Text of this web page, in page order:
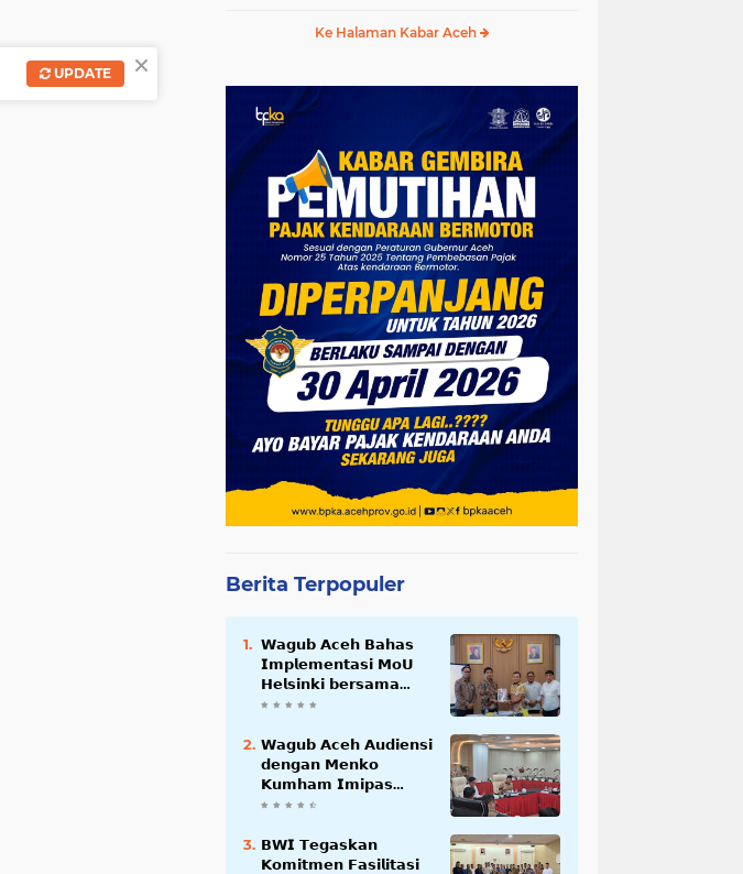
Ke Halaman Kabar Aceh
Berita Terpopuler
𝗪𝗮𝗴𝘂𝗯 𝗔𝗰𝗲𝗵 𝗕𝗮𝗵𝗮𝘀
𝗜𝗺𝗽𝗹𝗲𝗺𝗲𝗻𝘁𝗮𝘀𝗶 𝗠𝗼𝗨
𝗛𝗲𝗹𝘀𝗶𝗻𝗸𝗶 𝗯𝗲𝗿𝘀𝗮𝗺𝗮
𝗦𝗲𝗸𝗿𝗲𝘁𝗮𝗿𝗶𝗮𝘁 𝗡𝗲𝗴𝗮𝗿𝗮
𝗪𝗮𝗴𝘂𝗯 𝗔𝗰𝗲𝗵 𝗔𝘂𝗱𝗶𝗲𝗻𝘀𝗶
𝗱𝗲𝗻𝗴𝗮𝗻 𝗠𝗲𝗻𝗸𝗼
𝗞𝘂𝗺𝗵𝗮𝗺 𝗜𝗺𝗶𝗽𝗮𝘀
𝗧𝗲𝗿𝗸𝗮𝗶𝘁 𝗦𝘁𝗮𝘁𝘂𝘀 𝗪𝗮𝗸𝗮𝗳
𝗕𝗪𝗜 𝗧𝗲𝗴𝗮𝘀𝗸𝗮𝗻
𝗞𝗼𝗺𝗶𝘁𝗺𝗲𝗻 𝗙𝗮𝘀𝗶𝗹𝗶𝘁𝗮𝘀𝗶
×
UPDATE